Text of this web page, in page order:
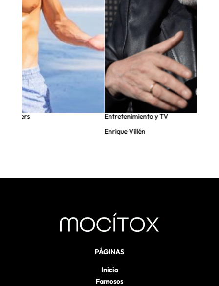
Entretenimiento y TV
Enrique Villén
PÁGINAS
Inicio
Famosos